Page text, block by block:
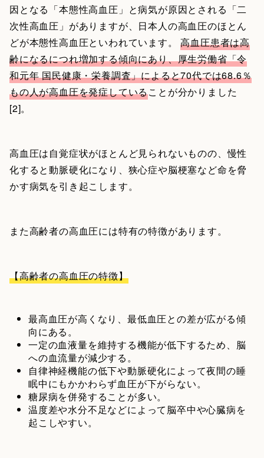
因となる「本態性高血圧」と病気が原因とされる「二
次性高血圧」がありますが、日本人の高血圧のほとん
どが本態性高血圧といわれています。高血圧患者は高
齢になるにつれ増加する傾向にあり、厚生労働省「令
和元年 国民健康・栄養調査」によると70代では68.6％
もの人が高血圧を発症していることが分かりました
[2]。
高血圧は自覚症状がほとんど見られないものの、慢性
化すると動脈硬化になり、狭心症や脳梗塞など命を脅
かす病気を引き起こします。
また高齢者の高血圧には特有の特徴があります。
【高齢者の高血圧の特徴】
最高血圧が高くなり、最低血圧との差が広がる傾
向にある。
一定の血液量を維持する機能が低下するため、脳
への血流量が減少する。
自律神経機能の低下や動脈硬化によって夜間の睡
眠中にもかかわらず血圧が下がらない。
糖尿病を併発することが多い。
温度差や水分不足などによって脳卒中や心臓病を
起こしやすい。